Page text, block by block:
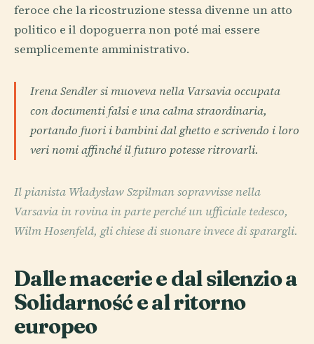
feroce che la ricostruzione stessa divenne un atto
politico e il dopoguerra non poté mai essere
semplicemente amministrativo.
Irena Sendler si muoveva nella Varsavia occupata
con documenti falsi e una calma straordinaria,
portando fuori i bambini dal ghetto e scrivendo i loro
veri nomi affinché il futuro potesse ritrovarli.
Il pianista Władysław Szpilman sopravvisse nella
Varsavia in rovina in parte perché un ufficiale tedesco,
Wilm Hosenfeld, gli chiese di suonare invece di sparargli.
Dalle macerie e dal silenzio a
Solidarność e al ritorno
europeo